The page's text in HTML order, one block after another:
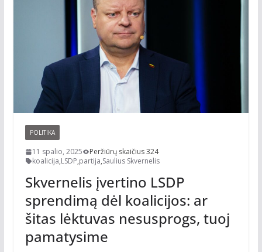
POLITIKA
11 spalio, 2025
Peržiūrų skaičius 324
koalicija,LSDP,partija,Saulius Skvernelis
Skvernelis įvertino LSDP
sprendimą dėl koalicijos: ar
šitas lėktuvas nesusprogs, tuoj
pamatysime